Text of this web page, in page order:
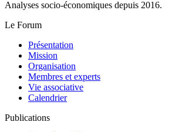
Analyses socio-économiques depuis 2016.
Le Forum
Présentation
Mission
Organisation
Membres et experts
Vie associative
Calendrier
Publications